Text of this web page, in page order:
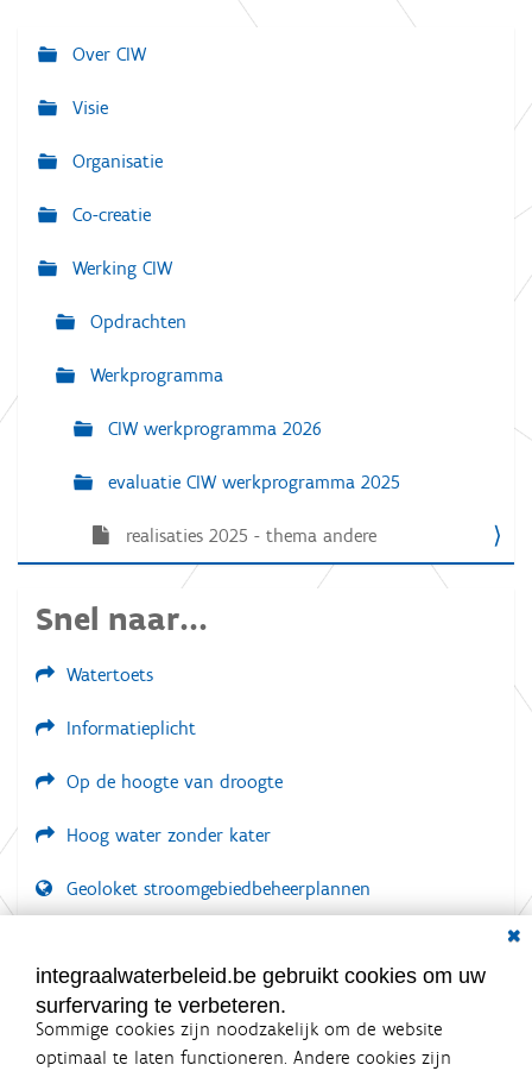
N
a
i
g
t
Over CIW
Visie
Organisatie
Co-creatie
Werking CIW
Opdrachten
Werkprogramma
CIW werkprogramma 2026
evaluatie CIW werkprogramma 2025
realisaties 2025 - thema andere
Snel naar...
Watertoets
Informatieplicht
Op de hoogte van droogte
Hoog water zonder kater
Geoloket stroomgebiedbeheerplannen
LOGIN VEREIST
integraalwaterbeleid.be gebruikt cookies om uw
surfervaring te verbeteren.
Sommige cookies zijn noodzakelijk om de website
optimaal te laten functioneren. Andere cookies zijn